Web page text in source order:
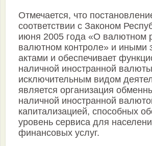
Отмечается, что
соответствии с Законом
июня 2005 года «О валютном
валютном контроле» и иными
актами и обеспечивает
наличной иностранной
исключительным видом
является организация
наличной иностранной
капитализацией, способных
уровень сервиса для
финансовых услуг.